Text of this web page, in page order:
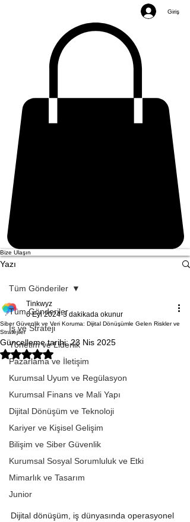
Giriş
Bize Ulaşın
Yazı
Tüm Gönderiler
İş ve Strateji
Yönetim ve Liderlik
Pazarlama ve İletişim
Kurumsal Uyum ve Regülasyon
Kurumsal Finans ve Mali Yapı
Dijital Dönüşüm ve Teknoloji
Kariyer ve Kişisel Gelişim
Bilişim ve Siber Güvenlik
Kurumsal Sosyal Sorumluluk ve Etki
Mimarlık ve Tasarım
Junior
Tüm Gönderiler
Siber Güvenlik ve Veri Koruma: Dijital Dönüşümle Gelen Riskler ve
Stratejiler
Tinkwyz
6 Eyl 2024 3 dakikada okunur
Güncelleme tarihi:23 Nis 2025
5 üzerinden NaN yıldız
Dijital dönüşüm, iş dünyasında operasyonel